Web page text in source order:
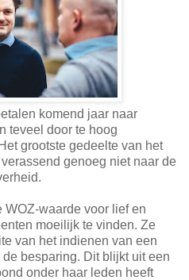
komend jaar naar
teveel door te hoog
grootste gedeelte van het
genoeg niet naar de
waarde voor lief en
moeilijk te vinden. Ze
van het indienen van een
besparing. Dit blijkt uit een
onder haar leden heeft